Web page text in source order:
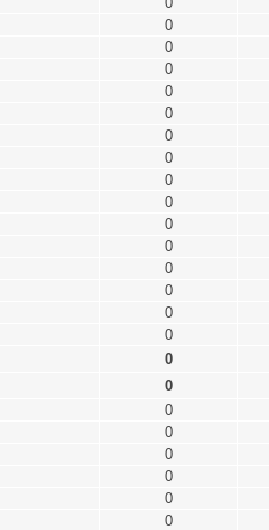
0
0
0
0
0
0
0
0
0
0
0
0
0
0
0
0
0
0
0
0
0
0
0